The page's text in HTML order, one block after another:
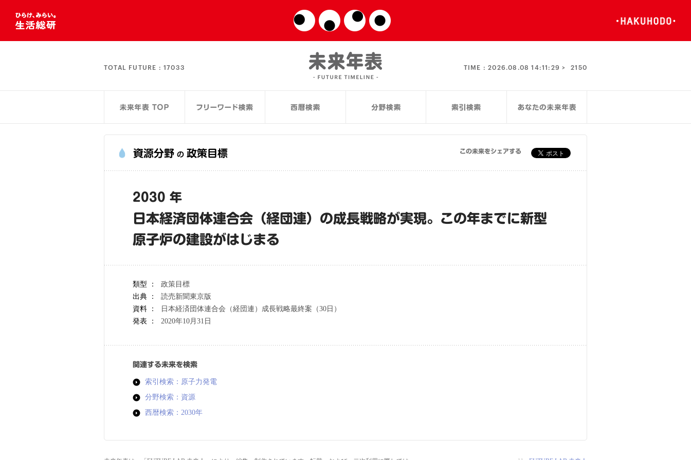
TOTAL FUTURE : 17033 TIME :2026.08.08 14:11:29 > 2150
資源分野 の 政策目標 この未来をシェアする
2030 年
日本経済団体連合会（経団連）の成長戦略が実現。この年までに新型
原子炉の建設がはじまる
類型 ：
政策目標
出典 ：
読売新聞東京版
資料 ：
日本経済団体連合会（経団連）成長戦略最終案（30日）
発表 ：
2020年10月31日
関連する未来を検索
索引検索：原子力発電
分野検索：資源
西暦検索：2030年